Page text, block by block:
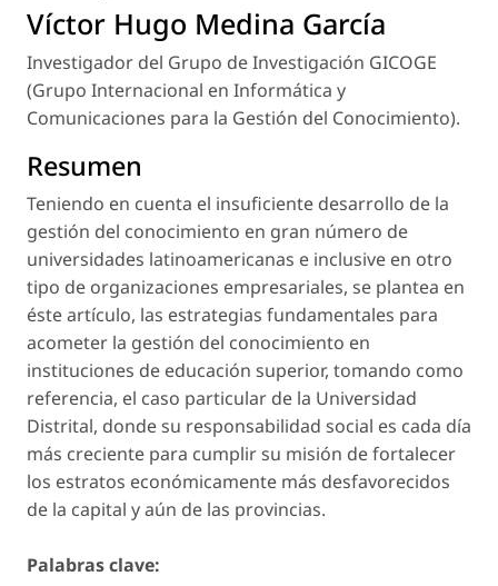
Víctor Hugo Medina García
Investigador del Grupo de Investigación GICOGE
(Grupo Internacional en Informática y
Comunicaciones para la Gestión del Conocimiento).
Resumen
Teniendo en cuenta el insuficiente desarrollo de la
gestión del conocimiento en gran número de
universidades latinoamericanas e inclusive en otro
tipo de organizaciones empresariales, se plantea en
éste artículo, las estrategias fundamentales para
acometer la gestión del conocimiento en
instituciones de educación superior, tomando como
referencia, el caso particular de la Universidad
Distrital, donde su responsabilidad social es cada día
más creciente para cumplir su misión de fortalecer
los estratos económicamente más desfavorecidos
de la capital y aún de las provincias.
Palabras clave: